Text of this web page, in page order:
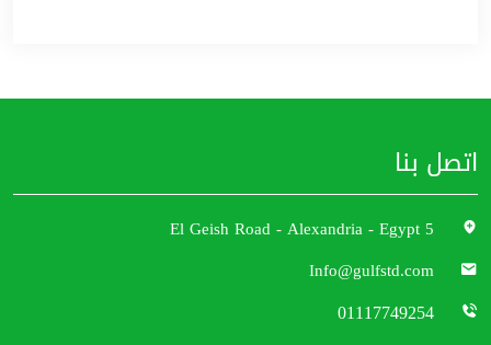
اتصل بنا
5 El Geish Road - Alexandria - Egypt
Info@gulfstd.com
01117749254